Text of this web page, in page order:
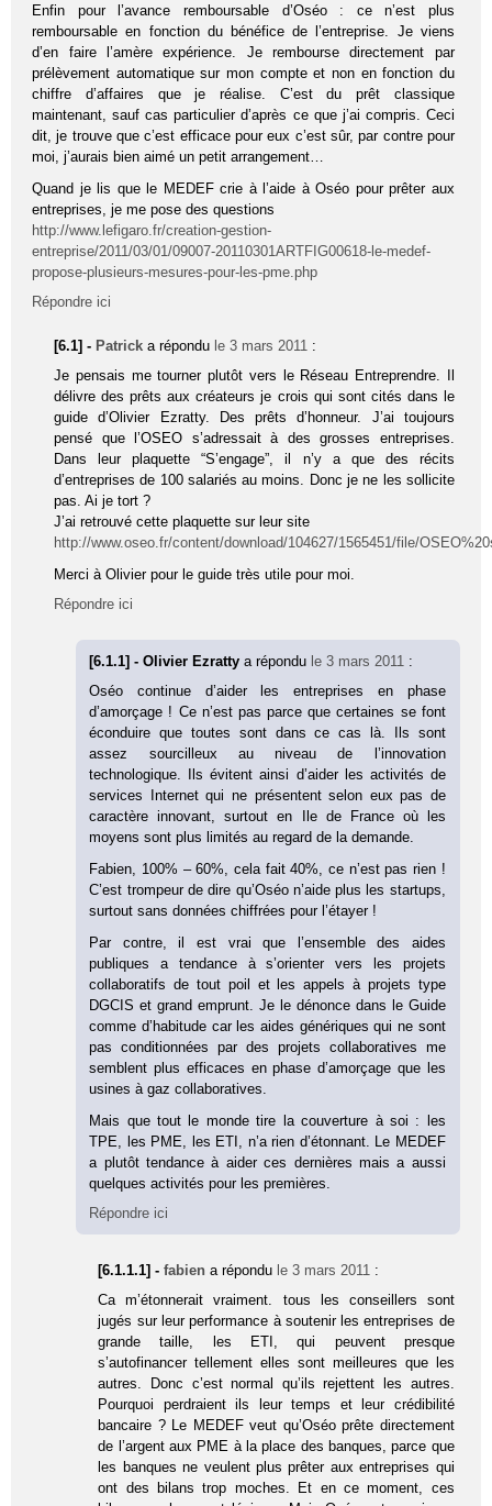
Enfin pour l’avance remboursable d’Oséo : ce n’est plus
remboursable en fonction du bénéfice de l’entreprise. Je viens
d’en faire l’amère expérience. Je rembourse directement par
prélèvement automatique sur mon compte et non en fonction du
chiffre d’affaires que je réalise. C’est du prêt classique
maintenant, sauf cas particulier d’après ce que j’ai compris. Ceci
dit, je trouve que c’est efficace pour eux c’est sûr, par contre pour
moi, j’aurais bien aimé un petit arrangement…
Quand je lis que le MEDEF crie à l’aide à Oséo pour prêter aux
entreprises, je me pose des questions
http://www.lefigaro.fr/creation-gestion-
entreprise/2011/03/01/09007-20110301ARTFIG00618-le-medef-
propose-plusieurs-mesures-pour-les-pme.php
Répondre ici
[6.1] - Patrick a répondu le 3 mars 2011 :
Je pensais me tourner plutôt vers le Réseau Entreprendre. Il
délivre des prêts aux créateurs je crois qui sont cités dans le
guide d’Olivier Ezratty. Des prêts d’honneur. J’ai toujours
pensé que l’OSEO s’adressait à des grosses entreprises.
Dans leur plaquette “S’engage”, il n’y a que des récits
d’entreprises de 100 salariés au moins. Donc je ne les sollicite
pas. Ai je tort ?
J’ai retrouvé cette plaquette sur leur site
http://www.oseo.fr/content/download/104627/1565451/file/
Merci à Olivier pour le guide très utile pour moi.
Répondre ici
[6.1.1] - Olivier Ezrattya répondu le 3 mars 2011 :
Oséo continue d’aider les entreprises en phase
d’amorçage ! Ce n’est pas parce que certaines se font
éconduire que toutes sont dans ce cas là. Ils sont
assez sourcilleux au niveau de l’innovation
technologique. Ils évitent ainsi d’aider les activités de
services Internet qui ne présentent selon eux pas de
caractère innovant, surtout en Ile de France où les
moyens sont plus limités au regard de la demande.
Fabien, 100% – 60%, cela fait 40%, ce n’est pas rien !
C’est trompeur de dire qu’Oséo n’aide plus les startups,
surtout sans données chiffrées pour l’étayer !
Par contre, il est vrai que l’ensemble des aides
publiques a tendance à s’orienter vers les projets
collaboratifs de tout poil et les appels à projets type
DGCIS et grand emprunt. Je le dénonce dans le Guide
comme d’habitude car les aides génériques qui ne sont
pas conditionnées par des projets collaboratives me
semblent plus efficaces en phase d’amorçage que les
usines à gaz collaboratives.
Mais que tout le monde tire la couverture à soi : les
TPE, les PME, les ETI, n’a rien d’étonnant. Le MEDEF
a plutôt tendance à aider ces dernières mais a aussi
quelques activités pour les premières.
Répondre ici
[6.1.1.1] -fabien a répondu le 3 mars 2011 :
Ca m’étonnerait vraiment. tous les conseillers sont
jugés sur leur performance à soutenir les entreprises de
grande taille, les ETI, qui peuvent presque
s’autofinancer tellement elles sont meilleures que les
autres. Donc c’est normal qu’ils rejettent les autres.
Pourquoi perdraient ils leur temps et leur crédibilité
bancaire ? Le MEDEF veut qu’Oséo prête directement
de l’argent aux PME à la place des banques, parce que
les banques ne veulent plus prêter aux entreprises qui
ont des bilans trop moches. Et en ce moment, ces